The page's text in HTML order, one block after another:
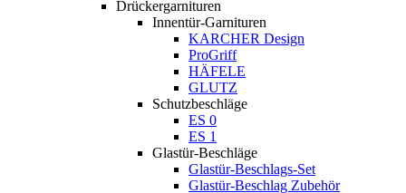
Drückergarnituren
Innentür-Garnituren
KARCHER Design
ProGriff
HÄFELE
GLUTZ
Schutzbeschläge
ES 0
ES 1
Glastür-Beschläge
Glastür-Beschlags-Set
Glastür-Beschlag Zubehör